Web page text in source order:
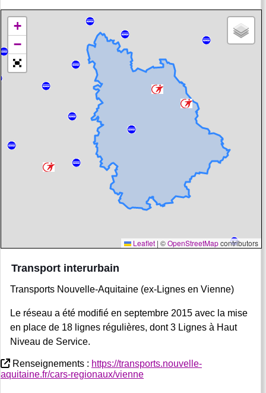
+
−
Leaflet | ©OpenStreetMapcontributors
Transport interurbain
Transports Nouvelle-Aquitaine (ex-Lignes en Vienne)
Le réseau a été modifié en septembre 2015 avec la mise
en place de 18 lignes régulières, dont 3 Lignes à Haut
Niveau de Service.
Renseignements : https://transports.nouvelle-
aquitaine.fr/cars-regionaux/vienne